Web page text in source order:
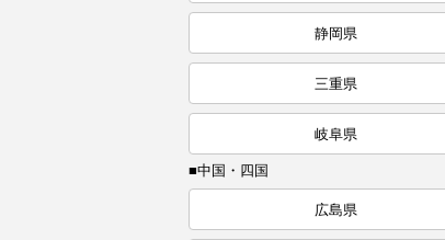
静岡県
三重県
岐阜県
■中国・四国
広島県